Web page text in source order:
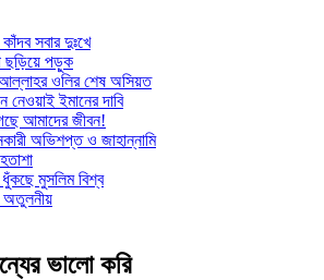
সবার দুঃখে
ছড়িয়ে পড়ুক
ওলির শেষ অসিয়ত
নেওয়াই ইমানের দাবি
আমাদের জীবন!
অভিশপ্ত ও জাহান্নামি
মুসলিম বিশ্ব
অতুলনীয়
ভালো করি